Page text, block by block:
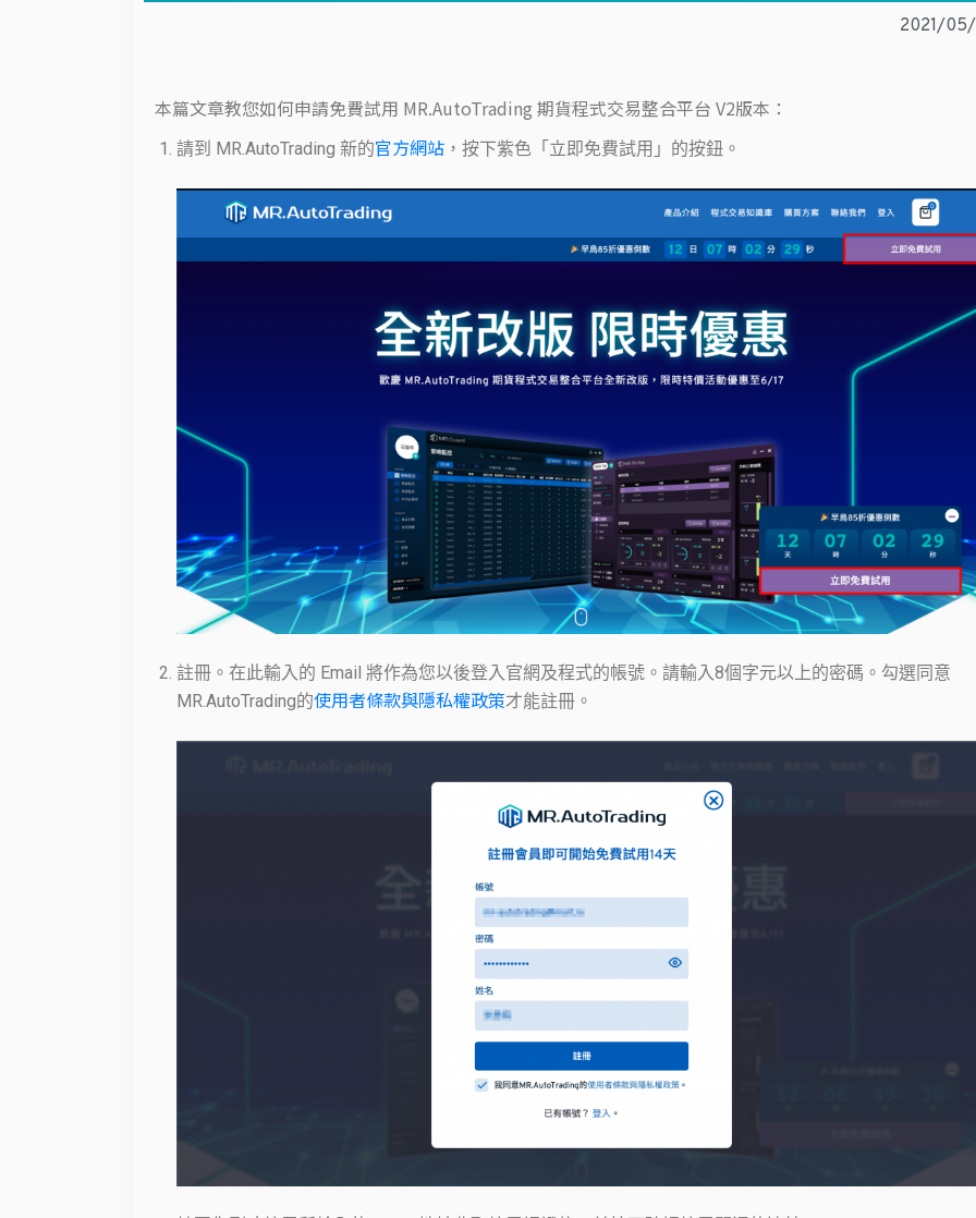
2021/
本篇文章教您如何申請免費試用 MR.AutoTrading 期貨程式交易整合平台 V2版本：
請到 MR.AutoTrading 新的官方網站 ，按下紫色「立即免費試用」的按鈕。
註冊。在此輸入的 Email 將作為您以後登入官網及程式的帳號。請輸入8個字元以上的密碼。勾選同意
MR.AutoTrading的使用者條款與隱私權政策才能註冊。